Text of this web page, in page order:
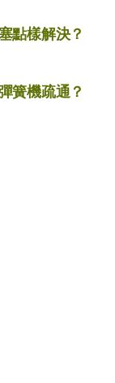
點樣解決？
簧機疏通？